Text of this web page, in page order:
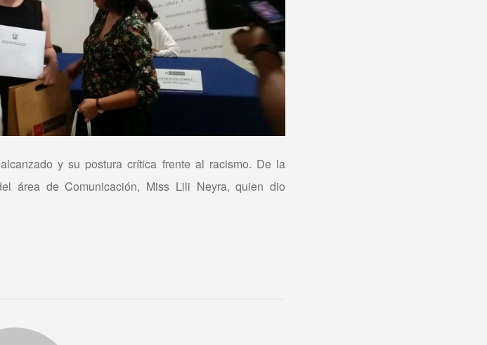
y su postura crítica frente al racismo. De la
área de Comunicación, Miss Lili Neyra, quien dio